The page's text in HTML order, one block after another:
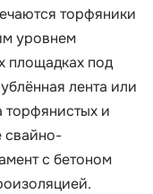
торфяники
уровнем
площадках под
лента или
торфянистых и
свайно-
с бетоном